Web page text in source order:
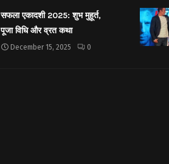
सफला एकादशी 2025: शुभ मुहूर्त,
पूजा विधि और व्रत कथा
December 15, 2025 0